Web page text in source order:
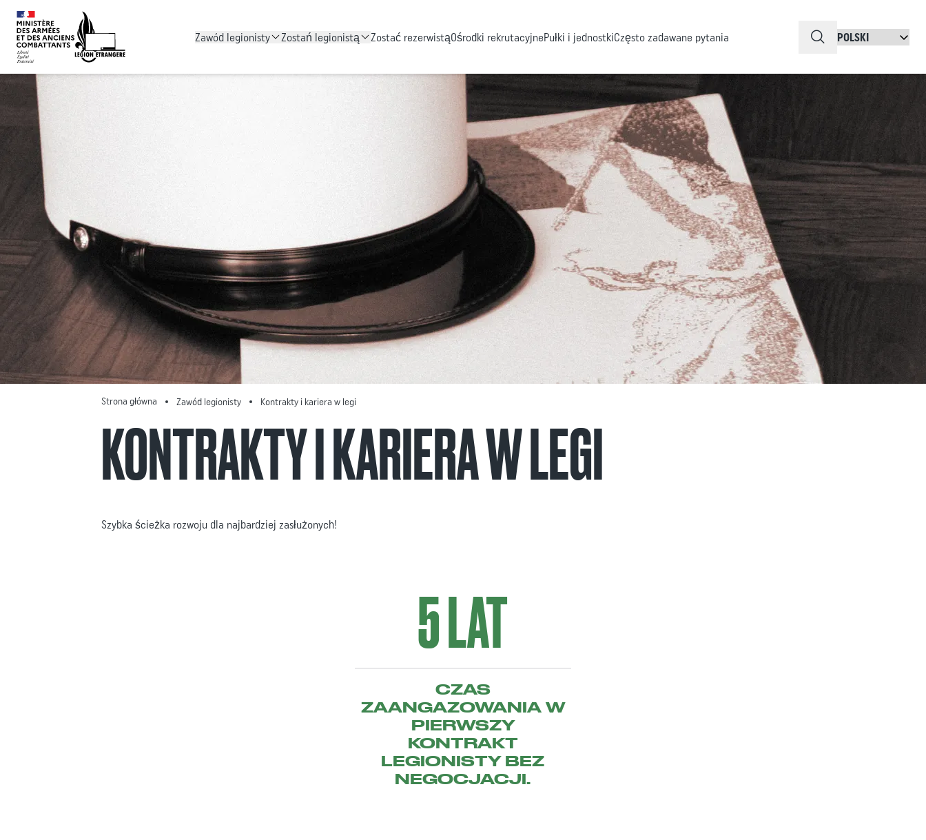
Zawód legionisty
Zostań legionistą Zostać rezerwistąOśrodki rekrutacyjnePułki i jednostkiCzęsto zadawane pytania QuickSearch
Strona główna Zawód legionisty Kontrakty i kariera w legi
KONTRAKTY I KARIERA W LEGI
Szybka ścieżka rozwoju dla najbardziej zasłużonych!
5 LAT
CZAS
ZAANGAZOWANIA W
PIERWSZY
KONTRAKT
LEGIONISTY BEZ
NEGOCJACJI.